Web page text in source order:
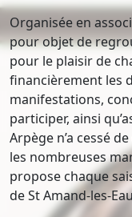
Organisée en
pour objet de
pour le plaisir de
financièrement les
manifestations,
participer, ainsi
Arpège n’a cessé
les nombreuses
propose chaque
de St Amand-les-